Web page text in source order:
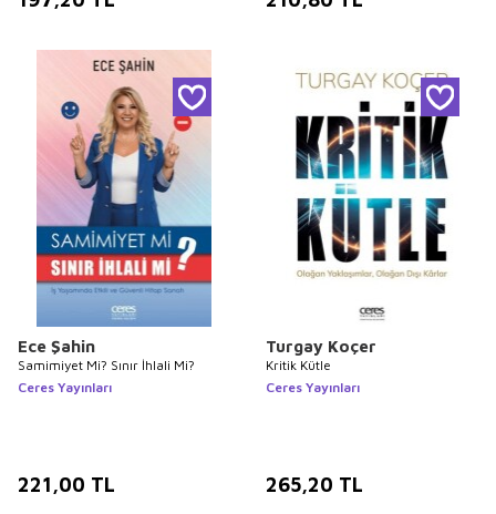
Ece Şahin
Samimiyet Mi? Sınır İhlali Mi?
Ceres Yayınları
221,00 TL
Turgay Koçer
Kritik Kütle
Ceres Yayınları
265,20 TL